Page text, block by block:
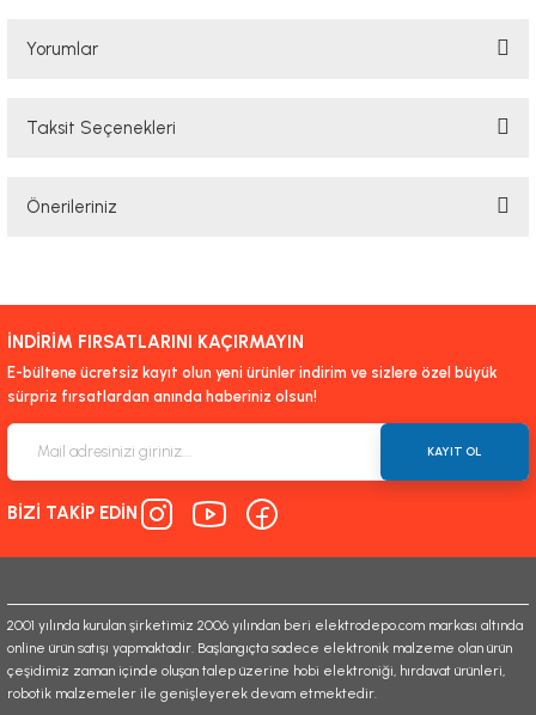
Yorumlar
Taksit Seçenekleri
Önerileriniz
yetersiz gördüğünüz noktaları öneri formunu kullanarak tarafımıza
iletebilirsiniz.
Görüş ve önerileriniz için teşekkür ederiz.
Ürün açıklamasında eksik bilgiler bulunuyor.
Ürün bilgilerinde hatalar bulunuyor.
Ürün fiyatı diğer sitelerden daha pahalı.
Gönder
İNDİRİM FIRSATLARINI KAÇIRMAYIN
E-bültene ücretsiz kayıt olun yeni ürünler indirim ve sizlere özel büyük
sürpriz fırsatlardan anında haberiniz olsun!
KAYIT OL
BİZİ TAKİP EDİN
2001 yılında kurulan şirketimiz 2006 yılından beri elektrodepo.com markası altında
online ürün satışı yapmaktadır. Başlangıçta sadece elektronik malzeme olan ürün
çeşidimiz zaman içinde oluşan talep üzerine hobi elektroniği, hırdavat ürünleri,
robotik malzemeler ile genişleyerek devam etmektedir.